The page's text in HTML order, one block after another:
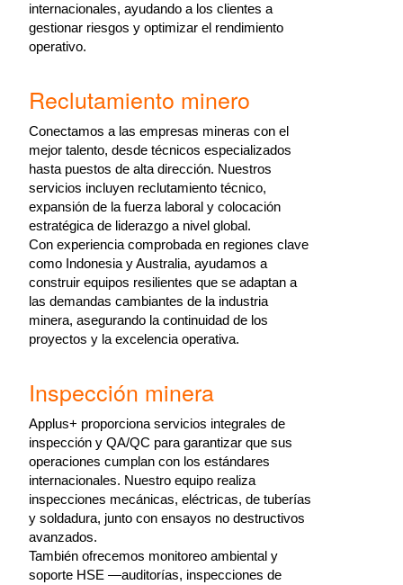
internacionales, ayudando a los clientes a
gestionar riesgos y optimizar el rendimiento
operativo.
Reclutamiento minero
Conectamos a las empresas mineras con el
mejor talento, desde técnicos especializados
hasta puestos de alta dirección. Nuestros
servicios incluyen reclutamiento técnico,
expansión de la fuerza laboral y colocación
estratégica de liderazgo a nivel global.
Con experiencia comprobada en regiones clave
como Indonesia y Australia, ayudamos a
construir equipos resilientes que se adaptan a
las demandas cambiantes de la industria
minera, asegurando la continuidad de los
proyectos y la excelencia operativa.
Inspección minera
Applus+ proporciona servicios integrales de
inspección y QA/QC para garantizar que sus
operaciones cumplan con los estándares
internacionales. Nuestro equipo realiza
inspecciones mecánicas, eléctricas, de tuberías
y soldadura, junto con ensayos no destructivos
avanzados.
También ofrecemos monitoreo ambiental y
soporte HSE —auditorías, inspecciones de